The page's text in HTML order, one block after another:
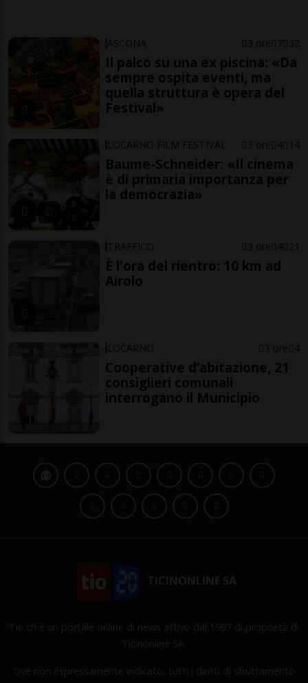
ASCONA 3 ore 7 32
Il palco su una ex piscina: «Da
sempre ospita eventi, ma
quella struttura è opera del
Festival»
LOCARNO FILM FESTIVAL 3 ore 4 14
Baume-Schneider: «Il cinema
è di primaria importanza per
la democrazia»
TRAFFICO 3 ore 4 21
È l'ora del rientro: 10 km ad
Airolo
LOCARNO 3 ore 4
Cooperative d’abitazione, 21
consiglieri comunali
interrogano il Municipio